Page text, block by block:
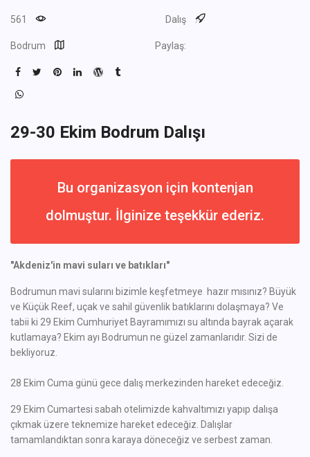
561 Dalış
Bodrum Paylaş:
29-30 Ekim Bodrum Dalışı
Bu organizasyon için kontenjan
dolmuştur. İlginize teşekkür ederiz.
"Akdeniz'in mavi suları ve batıkları"
Bodrumun mavi sularını bizimle keşfetmeye hazır mısınız? Büyük
ve Küçük Reef, uçak ve sahil güvenlik batıklarını dolaşmaya? Ve
tabii ki 29 Ekim Cumhuriyet Bayramımızı su altında bayrak açarak
kutlamaya? Ekim ayı Bodrumun ne güzel zamanlarıdır. Sizi de
bekliyoruz.
28 Ekim Cuma günü gece dalış merkezinden hareket edeceğiz.
29 Ekim Cumartesi sabah otelimizde kahvaltımızı yapıp dalışa
çıkmak üzere teknemize hareket edeceğiz. Dalışlar
tamamlandıktan sonra karaya döneceğiz ve serbest zaman.